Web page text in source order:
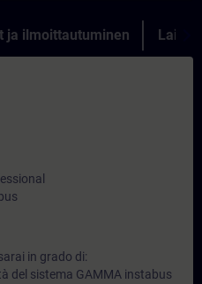
ja ilmoittautuminen
in grado di:
del sistema GAMMA instabus